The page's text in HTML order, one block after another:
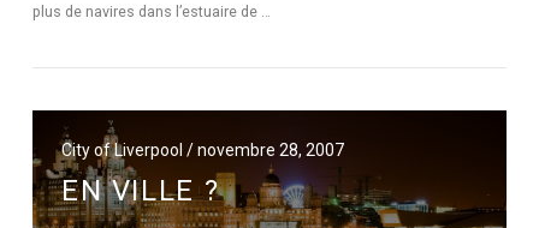
plus de navires dans l’estuaire de …
City of Liverpool / novembre 28, 2007
EN VILLE ?